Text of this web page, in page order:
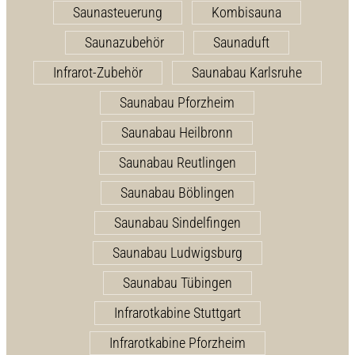
Saunasteuerung
Kombisauna
Saunazubehör
Saunaduft
Infrarot-Zubehör
Saunabau Karlsruhe
Saunabau Pforzheim
Saunabau Heilbronn
Saunabau Reutlingen
Saunabau Böblingen
Saunabau Sindelfingen
Saunabau Ludwigsburg
Saunabau Tübingen
Infrarotkabine Stuttgart
Infrarotkabine Pforzheim